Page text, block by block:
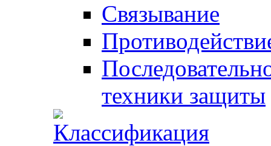
Связывание
техники защиты